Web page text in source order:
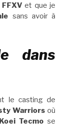
FFXV et que je
sans avoir à
dans
le casting de
Warriors où
Koei Tecmo se